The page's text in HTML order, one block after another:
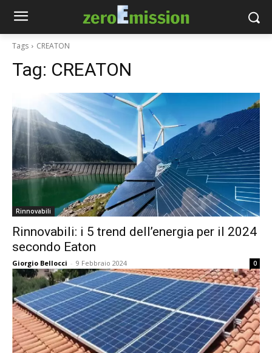
Tags CREATON
Tag: CREATON
Rinnovabili
Rinnovabili: i 5 trend dell’energia per il 2024
secondo Eaton
Giorgio Bellocci - 9 Febbraio 2024 0